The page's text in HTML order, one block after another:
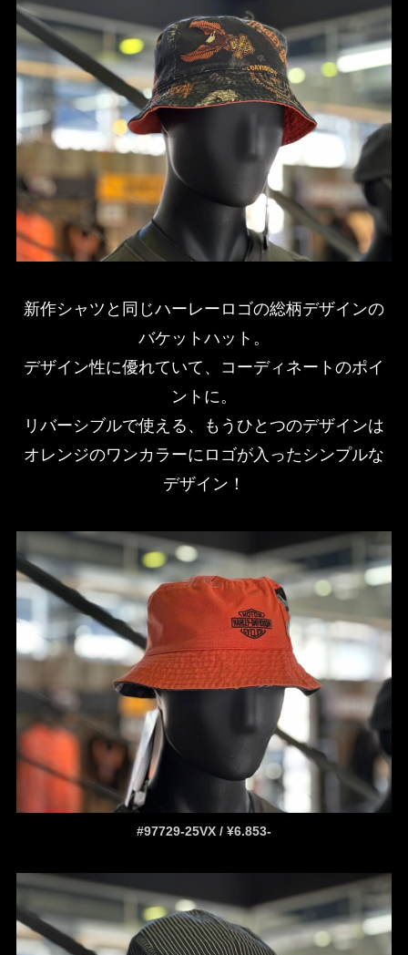
新作シャツと同じハーレーロゴの総柄デザインの
バケットハット。
デザイン性に優れていて、コーディネートのポイ
ントに。
リバーシブルで使える、もうひとつのデザインは
オレンジのワンカラーにロゴが入ったシンプルな
デザイン！
#97729-25VX / ¥6.853-